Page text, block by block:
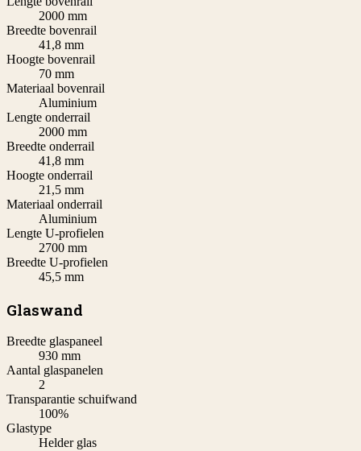
2000 mm
Breedte bovenrail
41,8 mm
Hoogte bovenrail
70 mm
Materiaal bovenrail
Aluminium
Lengte onderrail
2000 mm
Breedte onderrail
41,8 mm
Hoogte onderrail
21,5 mm
Materiaal onderrail
Aluminium
Lengte U-profielen
2700 mm
Breedte U-profielen
45,5 mm
Glaswand
Breedte glaspaneel
930 mm
Aantal glaspanelen
2
Transparantie schuifwand
100%
Glastype
Helder glas